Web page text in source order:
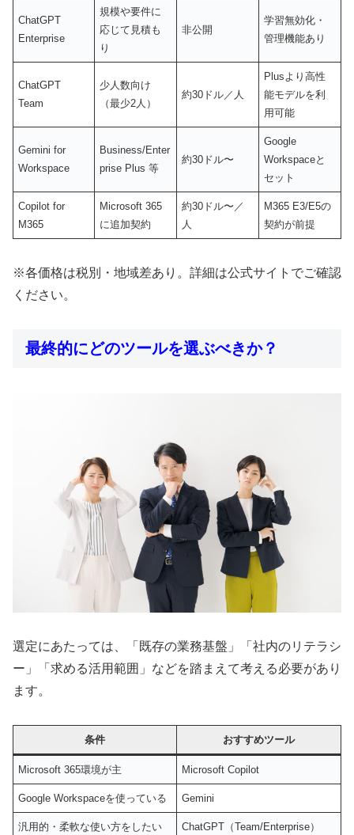
ChatGPT
Enterprise
規模や要件に
応じて見積も
り
非公開
学習無効化・
管理機能あり
ChatGPT
Team
少人数向け
（最少2人）
約30ドル／人
Plusより高性
能モデルを利
用可能
Gemini for
Workspace
Business/Enter
prise Plus 等
約30ドル〜
Google
Workspaceと
セット
Copilot for
M365
Microsoft 365
に追加契約
約30ドル〜／
人
M365 E3/E5の
契約が前提
※各価格は税別・地域差あり。詳細は公式サイトでご確認
ください。
最終的にどのツールを選ぶべきか？
選定にあたっては、「既存の業務基盤」「社内のリテラシ
ー」「求める活用範囲」などを踏まえて考える必要があり
ます。
条件 おすすめツール
Microsoft 365環境が主 Microsoft Copilot
Google Workspaceを使っている Gemini
汎用的・柔軟な使い方をしたい ChatGPT（Team/Enterprise）